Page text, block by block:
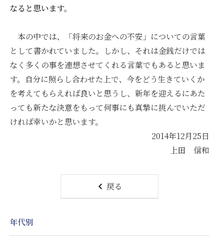
なると思います。
本の中では、「将来のお金への不安」についての言葉
として書かれていました。しかし、それは金銭だけでは
なく多くの事を連想させてくれる言葉でもあると思いま
す。自分に照らし合わせた上で、今をどう生きていくか
を考えてもらえれば良いと思うし、新年を迎えるにあた
っても新たな決意をもって何事にも真摯に挑んでいただ
ければ幸いかと思います。
2014年12月25日
上田 信和
戻る
年代別